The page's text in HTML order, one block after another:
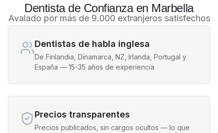
Dentista de Confianza en Marbella
Avalado por más de 9.000 extranjeros satisfechos
Dentistas de habla inglesa
De Finlandia, Dinamarca, NZ, Irlanda, Portugal y
España — 15-35 años de experiencia
Precios transparentes
Precios publicados, sin cargos ocultos — lo que